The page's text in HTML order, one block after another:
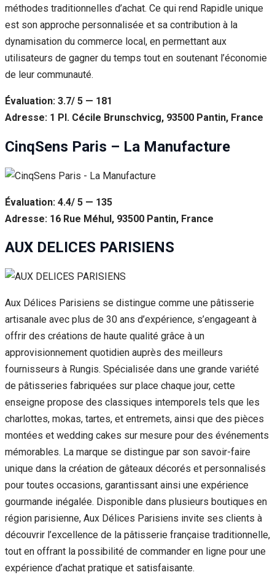
méthodes traditionnelles d’achat. Ce qui rend Rapidle unique
est son approche personnalisée et sa contribution à la
dynamisation du commerce local, en permettant aux
utilisateurs de gagner du temps tout en soutenant l’économie
de leur communauté.
Évaluation: 3.7/ 5 — 181
Adresse: 1 Pl. Cécile Brunschvicg, 93500 Pantin, France
CinqSens Paris – La Manufacture
Évaluation: 4.4/ 5 — 135
Adresse: 16 Rue Méhul, 93500 Pantin, France
AUX DELICES PARISIENS
Aux Délices Parisiens se distingue comme une pâtisserie
artisanale avec plus de 30 ans d’expérience, s’engageant à
offrir des créations de haute qualité grâce à un
approvisionnement quotidien auprès des meilleurs
fournisseurs à Rungis. Spécialisée dans une grande variété
de pâtisseries fabriquées sur place chaque jour, cette
enseigne propose des classiques intemporels tels que les
charlottes, mokas, tartes, et entremets, ainsi que des pièces
montées et wedding cakes sur mesure pour des événements
mémorables. La marque se distingue par son savoir-faire
unique dans la création de gâteaux décorés et personnalisés
pour toutes occasions, garantissant ainsi une expérience
gourmande inégalée. Disponible dans plusieurs boutiques en
région parisienne, Aux Délices Parisiens invite ses clients à
découvrir l’excellence de la pâtisserie française traditionnelle,
tout en offrant la possibilité de commander en ligne pour une
expérience d’achat pratique et satisfaisante.